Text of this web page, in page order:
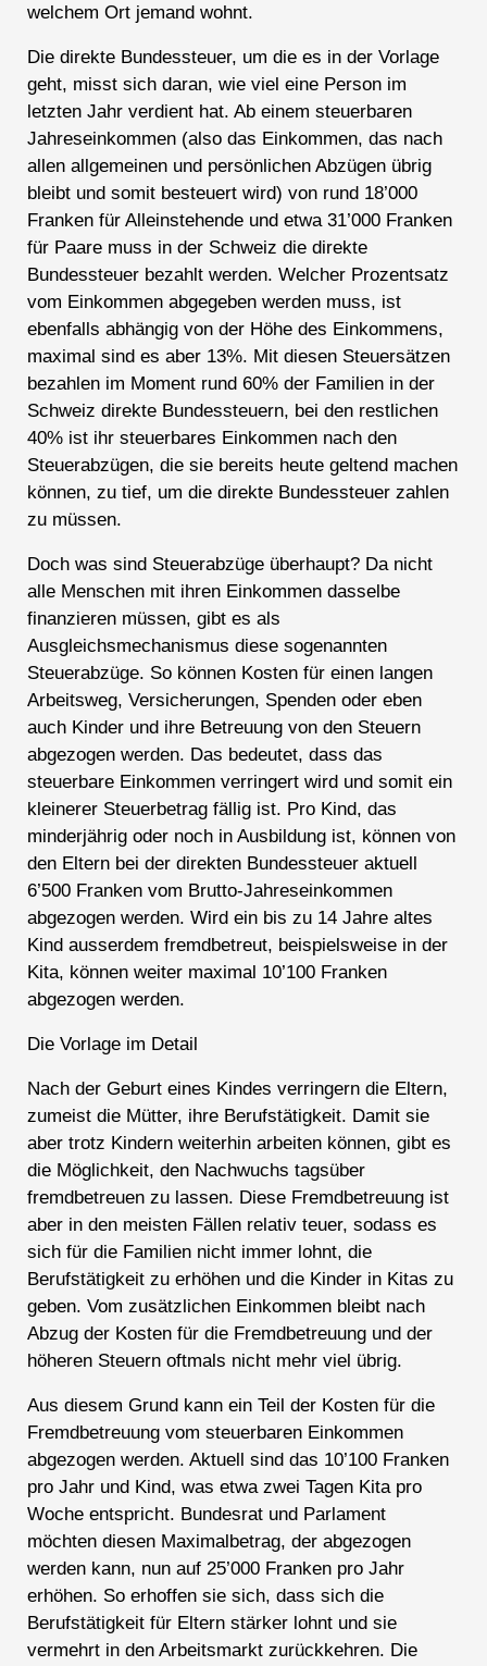
welchem Ort jemand wohnt.
Die direkte Bundessteuer, um die es in der Vorlage
geht, misst sich daran, wie viel eine Person im
letzten Jahr verdient hat. Ab einem steuerbaren
Jahreseinkommen (also das Einkommen, das nach
allen allgemeinen und persönlichen Abzügen übrig
bleibt und somit besteuert wird) von rund 18’000
Franken für Alleinstehende und etwa 31’000 Franken
für Paare muss in der Schweiz die direkte
Bundessteuer bezahlt werden. Welcher Prozentsatz
vom Einkommen abgegeben werden muss, ist
ebenfalls abhängig von der Höhe des Einkommens,
maximal sind es aber 13%. Mit diesen Steuersätzen
bezahlen im Moment rund 60% der Familien in der
Schweiz direkte Bundessteuern, bei den restlichen
40% ist ihr steuerbares Einkommen nach den
Steuerabzügen, die sie bereits heute geltend machen
können, zu tief, um die direkte Bundessteuer zahlen
zu müssen.
Doch was sind Steuerabzüge überhaupt? Da nicht
alle Menschen mit ihren Einkommen dasselbe
finanzieren müssen, gibt es als
Ausgleichsmechanismus diese sogenannten
Steuerabzüge. So können Kosten für einen langen
Arbeitsweg, Versicherungen, Spenden oder eben
auch Kinder und ihre Betreuung von den Steuern
abgezogen werden. Das bedeutet, dass das
steuerbare Einkommen verringert wird und somit ein
kleinerer Steuerbetrag fällig ist. Pro Kind, das
minderjährig oder noch in Ausbildung ist, können von
den Eltern bei der direkten Bundessteuer aktuell
6’500 Franken vom Brutto-Jahreseinkommen
abgezogen werden. Wird ein bis zu 14 Jahre altes
Kind ausserdem fremdbetreut, beispielsweise in der
Kita, können weiter maximal 10’100 Franken
abgezogen werden.
Die Vorlage im Detail
Nach der Geburt eines Kindes verringern die Eltern,
zumeist die Mütter, ihre Berufstätigkeit. Damit sie
aber trotz Kindern weiterhin arbeiten können, gibt es
die Möglichkeit, den Nachwuchs tagsüber
fremdbetreuen zu lassen. Diese Fremdbetreuung ist
aber in den meisten Fällen relativ teuer, sodass es
sich für die Familien nicht immer lohnt, die
Berufstätigkeit zu erhöhen und die Kinder in Kitas zu
geben. Vom zusätzlichen Einkommen bleibt nach
Abzug der Kosten für die Fremdbetreuung und der
höheren Steuern oftmals nicht mehr viel übrig.
Aus diesem Grund kann ein Teil der Kosten für die
Fremdbetreuung vom steuerbaren Einkommen
abgezogen werden. Aktuell sind das 10’100 Franken
pro Jahr und Kind, was etwa zwei Tagen Kita pro
Woche entspricht. Bundesrat und Parlament
möchten diesen Maximalbetrag, der abgezogen
werden kann, nun auf 25’000 Franken pro Jahr
erhöhen. So erhoffen sie sich, dass sich die
Berufstätigkeit für Eltern stärker lohnt und sie
vermehrt in den Arbeitsmarkt zurückkehren. Die